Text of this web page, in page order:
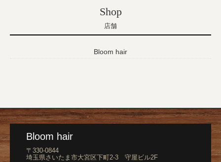
Shop
店舗
Bloom hair
Bloom hair
〒330-0844
埼玉県さいたま市大宮区下町2-3 守屋ビル2F